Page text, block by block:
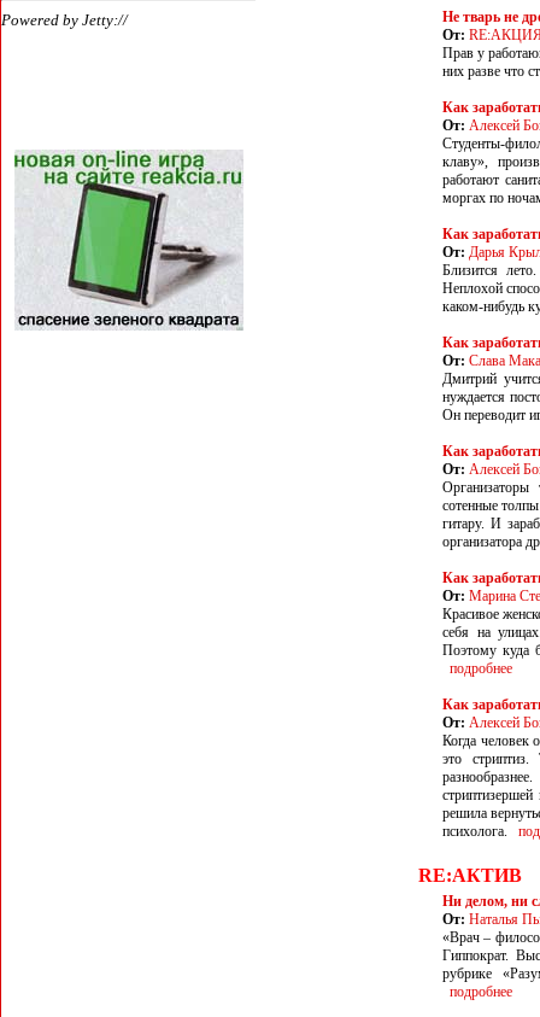
Не тварь не
От:
Прав у
них разве что
Как
От: Алексей
Студенты-
клаву»,
работают
моргах по
Как
От: Дарья
Близится
Неплохой
каком-нибудь
Как
От: Слава
Дмитрий
нуждается
Он переводит
Как
От: Алексей
сотенные
гитару. И
организатора
Как
От: Марина
Красивое
себя на
Поэтому куда
подробнее
Как
От: Алексей
Когда человек
это
решила
психолога.
RE:АКТИВ
Ни делом, ни
От: Наталья
«Врач –
Гиппократ.
рубрике
подробнее